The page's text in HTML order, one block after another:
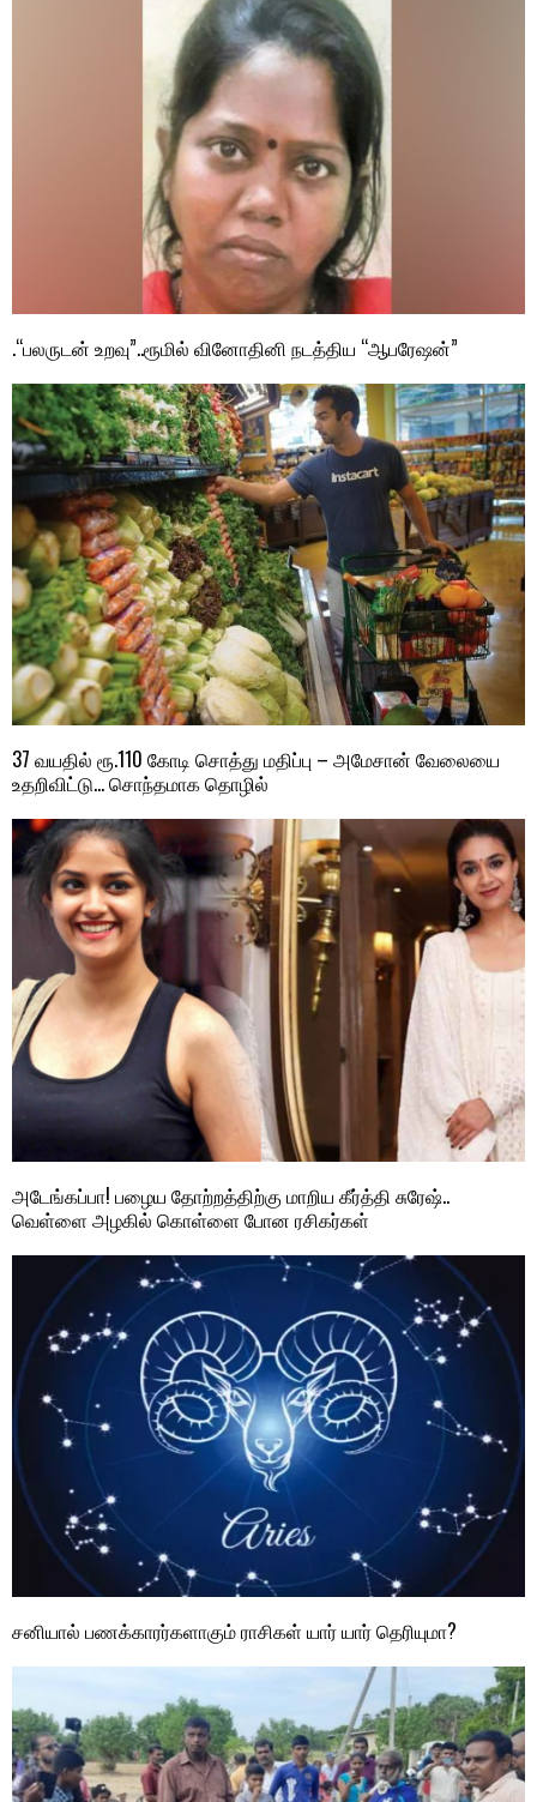
.“பலருடன் உறவு”..ரூமில் வினோதினி நடத்திய “ஆபரேஷன்”
37 வயதில் ரூ.110 கோடி சொத்து மதிப்பு – அமேசான் வேலையை
உதறிவிட்டு… சொந்தமாக தொழில்
அடேங்கப்பா! பழைய தோற்றத்திற்கு மாறிய கீர்த்தி சுரேஷ்..
வெள்ளை அழகில் கொள்ளை போன ரசிகர்கள்
சனியால் பணக்காரர்களாகும் ராசிகள் யார் யார் தெரியுமா?